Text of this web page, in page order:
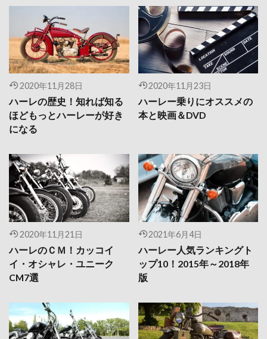
2020年11月28日
ハーレの歴史！知れば知る
ほどもっとハーレーが好き
になる
2020年11月23日
ハーレー乗りにオススメの
本と映画＆DVD
2020年11月21日
ハーレのＣＭ！カッコイ
イ・オシャレ・ユニーク
CM7選
2021年6月4日
ハーレー人気ランキングト
ップ10！2015年～2018年
版